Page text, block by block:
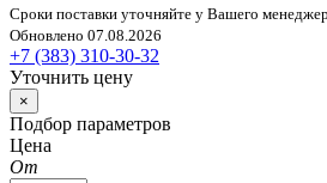
Сроки поставки уточняйте у Вашего
Обновлено 07.08.2026
+7 (383) 310-30-32
Уточнить цену
×
Подбор параметров
Цена
От